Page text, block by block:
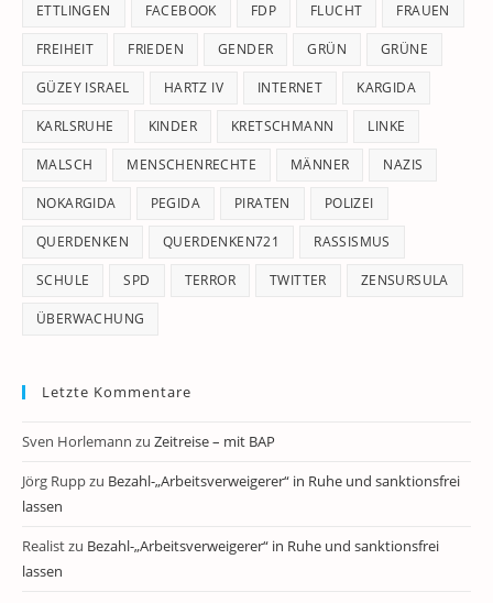
ETTLINGEN FACEBOOK FDP FLUCHT FRAUEN
FREIHEIT FRIEDEN GENDER GRÜN GRÜNE
GÜZEY ISRAEL HARTZ IV INTERNET KARGIDA
KARLSRUHE KINDER KRETSCHMANN LINKE
MALSCH MENSCHENRECHTE MÄNNER NAZIS
NOKARGIDA PEGIDA PIRATEN POLIZEI
QUERDENKEN QUERDENKEN721 RASSISMUS
SCHULE SPD TERROR TWITTER ZENSURSULA
ÜBERWACHUNG
Letzte Kommentare
Sven Horlemann zu Zeitreise – mit BAP
Jörg Ruppzu Bezahl-„Arbeitsverweigerer“ in Ruhe und sanktionsfrei
lassen
Realistzu Bezahl-„Arbeitsverweigerer“ in Ruhe und sanktionsfrei
lassen